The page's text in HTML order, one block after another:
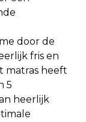
door de
fris en
matras heeft
5
heerlijk